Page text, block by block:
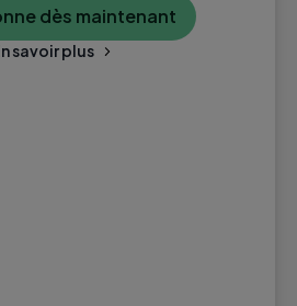
dès maintenant
savoir plus